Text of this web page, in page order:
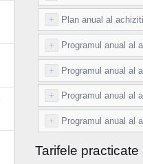
+ Plan anual al
+ Programul anual al
+ Programul anual al
+ Programul anual al
+ Programul anual al
Tarifele